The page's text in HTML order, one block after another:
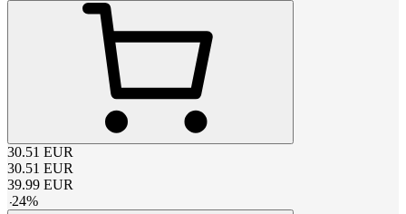
30.51 EUR
30.51 EUR
39.99 EUR
-24%